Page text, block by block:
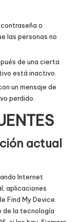
o
las personas no
de una cierta
está inactivo.
un mensaje de
perdido.
actual
Internet
, aplicaciones
Find My Device.
de la tecnología